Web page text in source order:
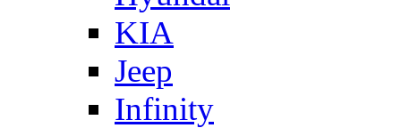
KIA
Jeep
Infinity